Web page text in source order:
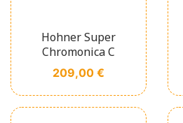
Hohner Super
Chromonica C
Prix
209,00 €